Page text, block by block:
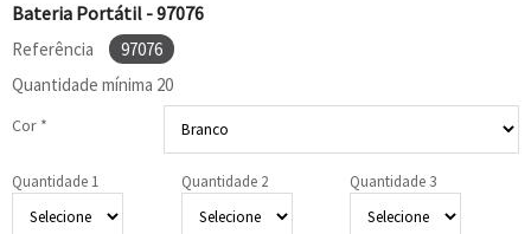
Bateria Portátil - 97076
Referência
97076
Quantidade mínima 20
Cor *
Quantidade 1 Quantidade 2 Quantidade 3